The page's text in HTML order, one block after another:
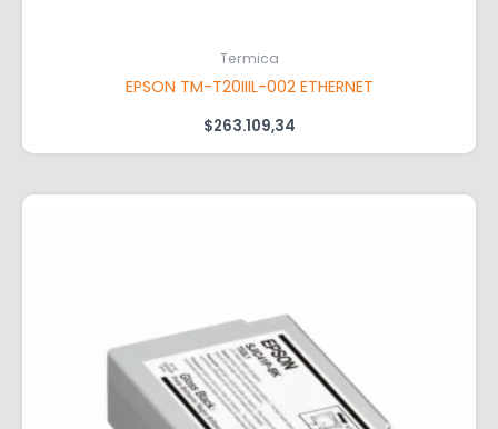
Termica
EPSON TM-T20IIIL-002 ETHERNET
$263.109,34